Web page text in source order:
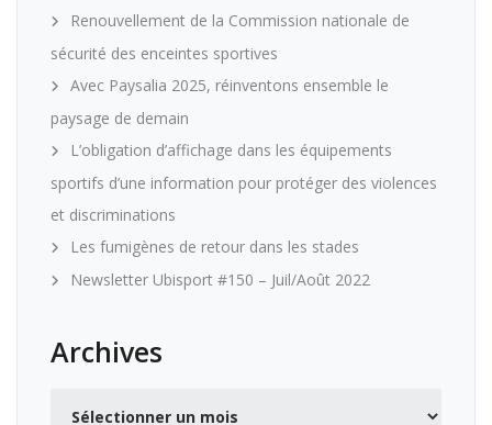
Renouvellement de la Commission nationale de
sécurité des enceintes sportives
Avec Paysalia 2025, réinventons ensemble le
paysage de demain
L’obligation d’affichage dans les équipements
sportifs d’une information pour protéger des violences
et discriminations
Les fumigènes de retour dans les stades
Newsletter Ubisport #150 – Juil/Août 2022
Archives